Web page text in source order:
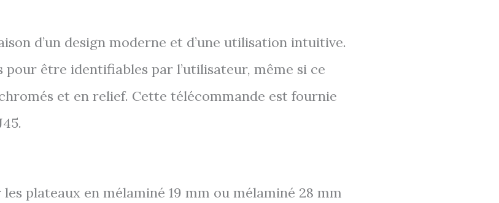
d’un design moderne et d’une utilisation intuitive.
être identifiables par l’utilisateur, même si ce
et en relief. Cette télécommande est fournie
plateaux en mélaminé 19 mm ou mélaminé 28 mm